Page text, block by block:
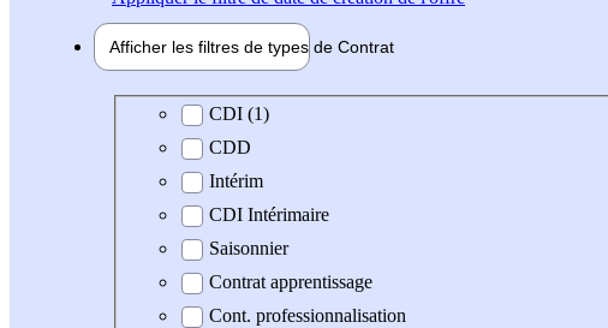
Afficher les filtres de types de Contrat
Type de contrat
CDI (1)
CDD
Intérim
CDI Intérimaire
Saisonnier
Contrat apprentissage
Cont. professionnalisation